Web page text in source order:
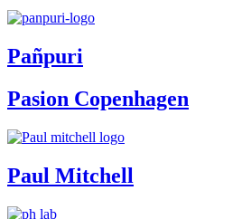
Pañpuri
Pasion Copenhagen
Paul Mitchell